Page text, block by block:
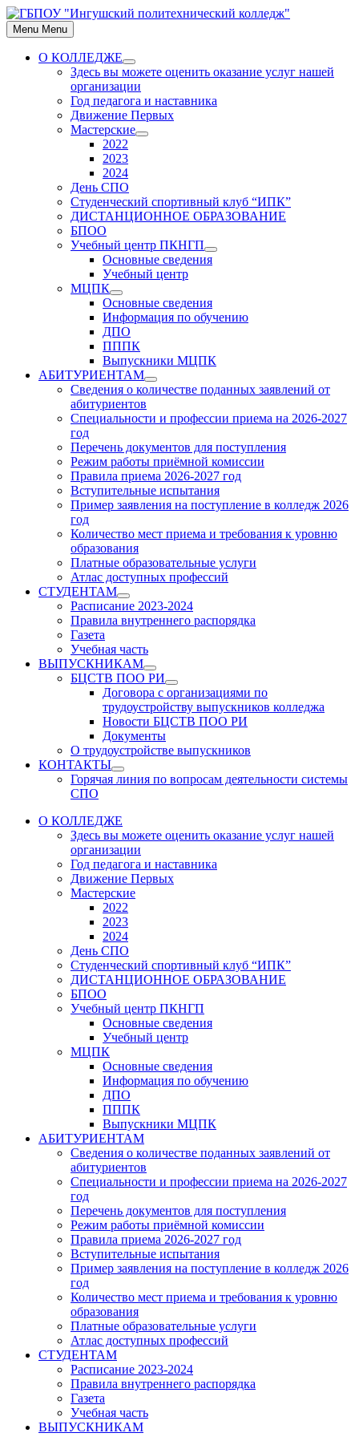
Skip
to
content
Menu Menu
О КОЛЛЕДЖЕ
Show
sub
menu
Здесь вы можете оценить оказание услуг нашей
организации
Год педагога и наставника
Движение Первых
Мастерские
Show
2022
2023
2024
День СПО
Студенческий спортивный клуб “ИПК”
ДИСТАНЦИОННОЕ ОБРАЗОВАНИЕ
БПОО
Учебный центр ПКНГП
Show
sub
Основные сведения
Учебный центр
МЦПК
Show
sub
menu
Основные сведения
Информация по обучению
ДПО
ПППК
Выпускники МЦПК
АБИТУРИЕНТАМ
Show
sub
Сведения о количестве поданных заявлений от
абитуриентов
Специальности и профессии приема на 2026-2027
год
Перечень документов для поступления
Режим работы приёмной комиссии
Правила приема 2026-2027 год
Вступительные испытания
Пример заявления на поступление в колледж 2026
год
Количество мест приема и требования к уровню
образования
Платные образовательные услуги
Атлас доступных профессий
СТУДЕНТАМ
Show
sub
menu
Расписание 2023-2024
Правила внутреннего распорядка
Газета
Учебная часть
ВЫПУСКНИКАМ
Show
sub
menu
БЦСТВ ПОО РИ
Show
sub
menu
Договора с организациями по
трудоустройству выпускников колледжа
Новости БЦСТВ ПОО РИ
Документы
О трудоустройстве выпускников
КОНТАКТЫ
Show
sub
Горячая линия по вопросам деятельности системы
СПО
О КОЛЛЕДЖЕ
Здесь вы можете оценить оказание услуг нашей
организации
Год педагога и наставника
Движение Первых
Мастерские
2022
2023
2024
День СПО
Студенческий спортивный клуб “ИПК”
ДИСТАНЦИОННОЕ ОБРАЗОВАНИЕ
БПОО
Учебный центр ПКНГП
Основные сведения
Учебный центр
МЦПК
Основные сведения
Информация по обучению
ДПО
ПППК
Выпускники МЦПК
АБИТУРИЕНТАМ
Сведения о количестве поданных заявлений от
абитуриентов
Специальности и профессии приема на 2026-2027
год
Перечень документов для поступления
Режим работы приёмной комиссии
Правила приема 2026-2027 год
Вступительные испытания
Пример заявления на поступление в колледж 2026
год
Количество мест приема и требования к уровню
образования
Платные образовательные услуги
Атлас доступных профессий
СТУДЕНТАМ
Расписание 2023-2024
Правила внутреннего распорядка
Газета
Учебная часть
ВЫПУСКНИКАМ